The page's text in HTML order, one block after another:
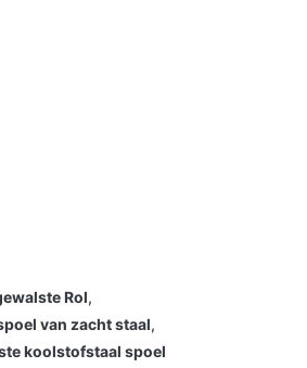
Rol,
van zacht staal,
koolstofstaal spoel